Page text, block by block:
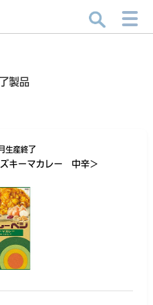
製品
生産終了
キーマカレー 中辛＞